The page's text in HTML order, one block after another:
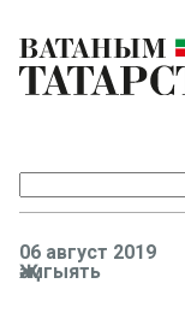
06 август 2019
Җәмгыять